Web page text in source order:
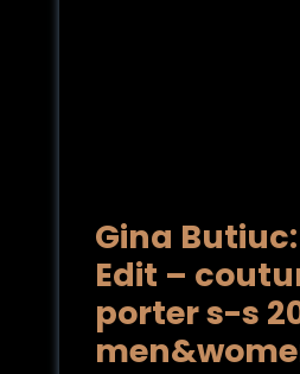
Gina
Edit –
porter s-s